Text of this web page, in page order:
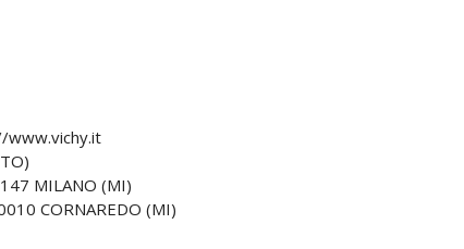
www.vichy.it
MILANO (MI)
CORNAREDO (MI)